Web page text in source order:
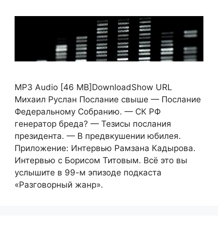
MP3 Audio [46 MB]DownloadShow URL
Михаил Руслан Послание свыше — Послание
Федеральному Собранию. — СК РФ
генератор бреда? — Тезисы послания
президента. — В предвкушении юбилея.
Приложение: Интервью Рамзана Кадырова.
Интервью с Борисом Титовым. Всё это вы
услышите в 99-м эпизоде подкаста
«Разговорный жанр».